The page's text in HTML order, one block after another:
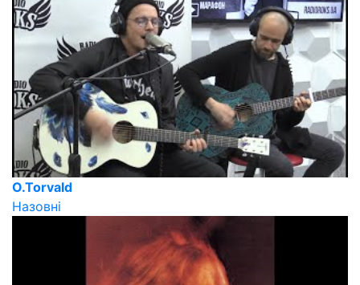
O.Torvald
Назовні